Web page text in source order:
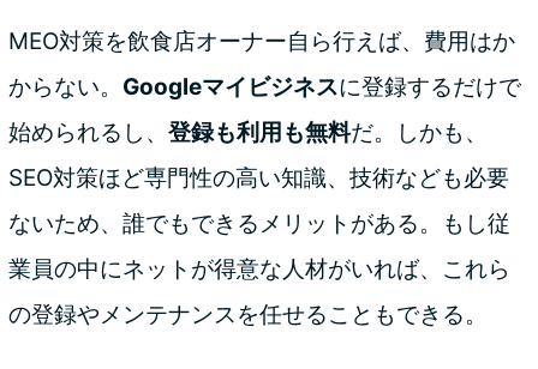
MEO対策を飲食店オーナー自ら行えば、費用はか
からない。 Googleマイビジネスに登録するだけで
始められるし、 登録も利用も無料だ。しかも、
SEO対策ほど専門性の高い知識、技術なども必要
ないため、誰でもできるメリットがある。もし従
業員の中にネットが得意な人材がいれば、これら
の登録やメンテナンスを任せることもできる。